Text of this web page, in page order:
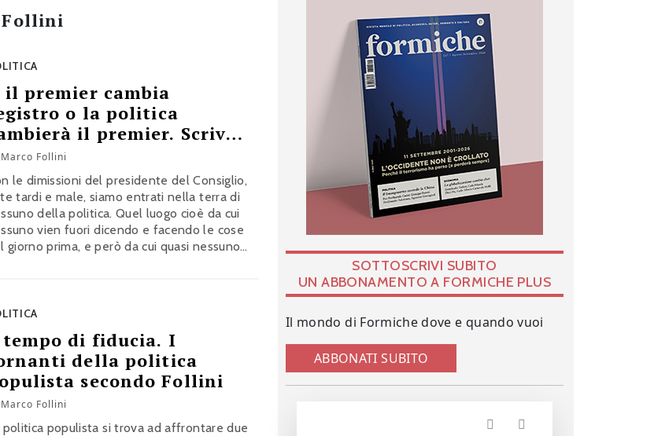
Follini
il premier cambia
o la politica
il premier. Scrive
Marco Follini
le dimissioni del presidente del Consiglio,
tardi e male, siamo entrati nella terra di
della politica. Quel luogo cioè da cui
vien fuori dicendo e facendo le cose
giorno prima, e però da cui quasi nessuno
tempo di fiducia. I
della politica
secondo Follini
Marco Follini
politica populista si trova ad affrontare due
SOTTOSCRIVI SUBITO
UN ABBONAMENTO A FORMICHE PLUS
Il mondo di Formiche dove e quando vuoi
ABBONATI SUBITO